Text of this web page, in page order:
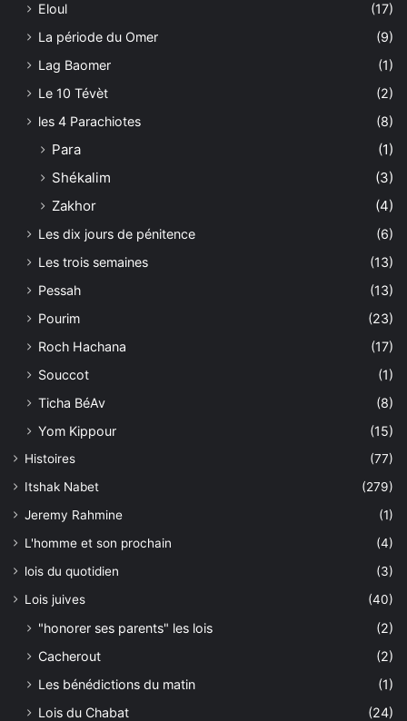
Eloul
(17)
La période du Omer
(9)
Lag Baomer
(1)
Le 10 Tévèt
(2)
les 4 Parachiotes
(8)
Para
(1)
Shékalim
(3)
Zakhor
(4)
Les dix jours de pénitence
(6)
Les trois semaines
(13)
Pessah
(13)
Pourim
(23)
Roch Hachana
(17)
Souccot
(1)
Ticha BéAv
(8)
Yom Kippour
(15)
Histoires
(77)
Itshak Nabet
(279)
Jeremy Rahmine
(1)
L'homme et son prochain
(4)
lois du quotidien
(3)
Lois juives
(40)
"honorer ses parents" les lois
(2)
Cacherout
(2)
Les bénédictions du matin
(1)
Lois du Chabat
(24)